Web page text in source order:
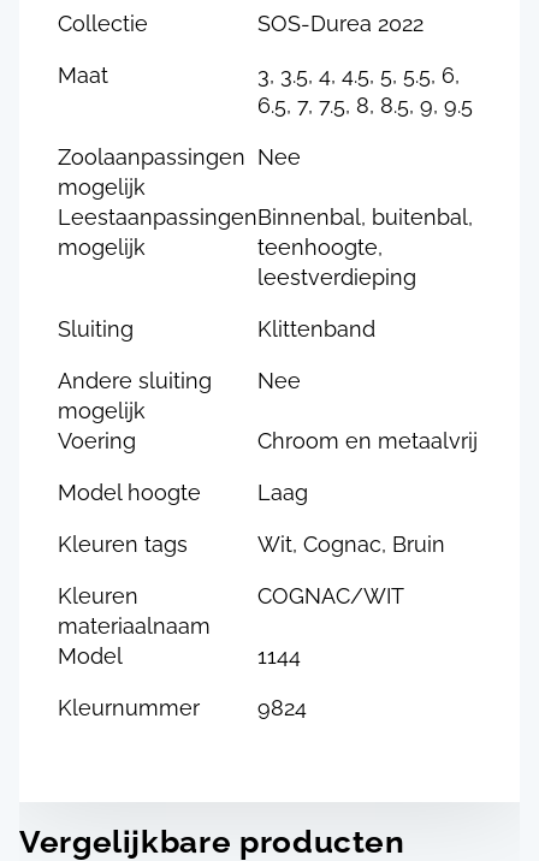
Collectie SOS-Durea 2022
Maat
3, 3.5, 4, 4.5, 5, 5.5, 6,
6.5, 7, 7.5, 8, 8.5, 9, 9.5
Zoolaanpassingen
mogelijk
Nee
Leestaanpassingen
mogelijk
Binnenbal, buitenbal,
teenhoogte,
leestverdieping
Sluiting Klittenband
Andere sluiting
mogelijk
Nee
Voering Chroom en metaalvrij
Model hoogte Laag
Kleuren tags Wit, Cognac, Bruin
Kleuren
materiaalnaam
COGNAC/WIT
Model 1144
Kleurnummer 9824
Vergelijkbare producten